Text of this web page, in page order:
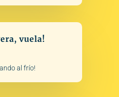
vuela!
al frío!